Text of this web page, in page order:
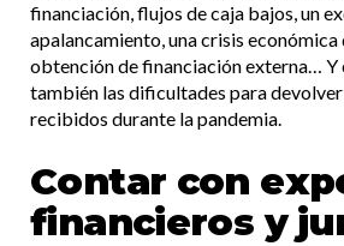
financiación, flujos de caja bajos, un
apalancamiento, una crisis
obtención de financiación externa… Y
también las dificultades para
recibidos durante la pandemia.
Contar con
financieros y